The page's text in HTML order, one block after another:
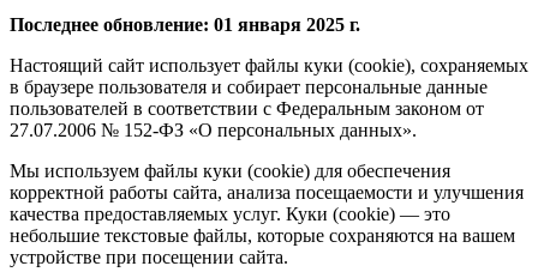
Последнее обновление: 01 января 2025 г.
Настоящий сайт использует файлы куки (cookie), сохраняемых
в браузере пользователя и собирает персональные данные
пользователей в соответствии с Федеральным законом от
27.07.2006 № 152-ФЗ «О персональных данных».
Мы используем файлы куки (cookie) для обеспечения
корректной работы сайта, анализа посещаемости и улучшения
качества предоставляемых услуг. Куки (cookie) — это
небольшие текстовые файлы, которые сохраняются на вашем
устройстве при посещении сайта.